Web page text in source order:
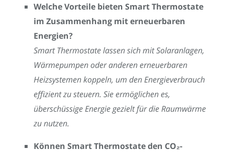
Welche Vorteile bieten Smart Thermostate
im Zusammenhang mit erneuerbaren
Energien?
Smart Thermostate lassen sich mit Solaranlagen,
Wärmepumpen oder anderen erneuerbaren
Heizsystemen koppeln, um den Energieverbrauch
effizient zu steuern. Sie ermöglichen es,
überschüssige Energie gezielt für die Raumwärme
zu nutzen.
Können Smart Thermostate den CO₂-